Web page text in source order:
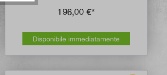
196,00 €*
Disponibile immediatamente